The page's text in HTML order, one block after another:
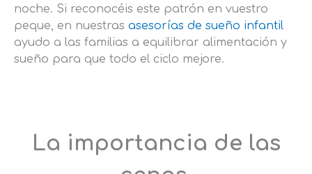
noche. Si reconocéis este patrón en vuestro
peque, en nuestras asesorías de sueño infantil
ayudo a las familias a equilibrar alimentación y
sueño para que todo el ciclo mejore.
La importancia de las